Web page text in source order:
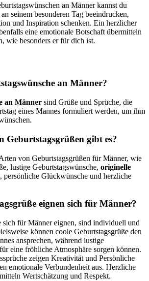
an Männer kannst du
seinem besonderen Tag beeindrucken,
und Inspiration schenken. Ein herzlicher
eine emotionale Botschaft übermitteln
wie besonders er für dich ist.
an Männer?
an Männer sind Grüße und Sprüche, die
eines Mannes formuliert werden, um ihm
Geburtstagsgrüßen gibt es?
von Geburtstagsgrüßen für Männer, wie
lustige Geburtstagswünsche, originelle
, persönliche Glückwünsche und herzliche
eignen sich für Männer?
sich für Männer eignen, sind individuell und
können coole Geburtstagsgrüße den
ansprechen, während lustige
eine fröhliche Atmosphäre sorgen können.
zeigen Kreativität und Persönliche
emotionale Verbundenheit aus. Herzliche
Wertschätzung und Respekt.